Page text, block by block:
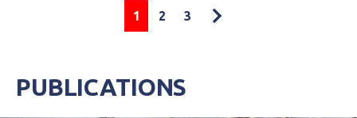
1 2 3
PUBLICATIONS